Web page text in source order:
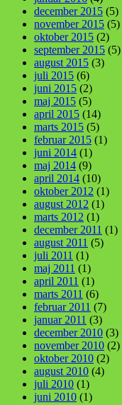
december 2015 (5)
november 2015 (5)
oktober 2015 (2)
september 2015 (5)
august 2015 (3)
juli 2015 (6)
juni 2015 (2)
maj 2015 (5)
april 2015 (14)
marts 2015 (5)
februar 2015 (1)
juni 2014 (1)
maj 2014 (9)
april 2014 (10)
oktober 2012 (1)
august 2012 (1)
marts 2012 (1)
december 2011 (1)
august 2011 (5)
juli 2011 (1)
maj 2011 (1)
april 2011 (1)
marts 2011 (6)
februar 2011 (7)
januar 2011 (3)
december 2010 (3)
november 2010 (2)
oktober 2010 (2)
august 2010 (4)
juli 2010 (1)
juni 2010 (1)